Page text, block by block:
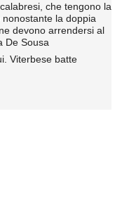
che tengono la
la doppia
devono arrendersi al
De Sousa
Viterbese batte